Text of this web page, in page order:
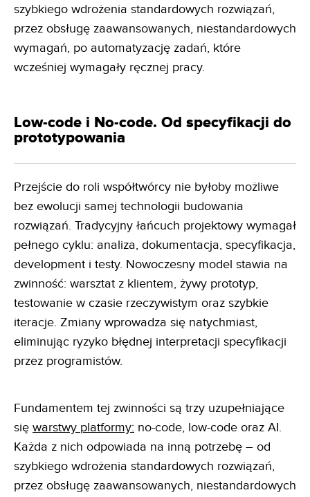
szybkiego wdrożenia standardowych rozwiązań,
przez obsługę zaawansowanych, niestandardowych
wymagań, po automatyzację zadań, które
wcześniej wymagały ręcznej pracy.
Low-code i No-code. Od specyfikacji do
prototypowania
Przejście do roli współtwórcy nie byłoby możliwe
bez ewolucji samej technologii budowania
rozwiązań. Tradycyjny łańcuch projektowy wymagał
pełnego cyklu: analiza, dokumentacja, specyfikacja,
development i testy. Nowoczesny model stawia na
zwinność: warsztat z klientem, żywy prototyp,
testowanie w czasie rzeczywistym oraz szybkie
iteracje. Zmiany wprowadza się natychmiast,
eliminując ryzyko błędnej interpretacji specyfikacji
przez programistów.
Fundamentem tej zwinności są trzy uzupełniające
się warstwy platformy: no-code, low-code oraz AI.
Każda z nich odpowiada na inną potrzebę – od
szybkiego wdrożenia standardowych rozwiązań,
przez obsługę zaawansowanych, niestandardowych